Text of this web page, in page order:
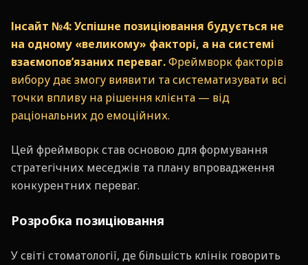
Інсайт №4: Успішне позиціювання будується не
на одному «великому» факторі, а на системі
взаємопов’язаних переваг.Фреймворк факторів
вибору дає змогу виявити та систематизувати всі
точки впливу на рішення клієнта — від
раціональних до емоційних.
Цей фреймворк став основою для формування
стратегічних меседжів та плану впровадження
конкурентних переваг.
Розробка позиціювання
У світі стоматології, де більшість клінік говорить